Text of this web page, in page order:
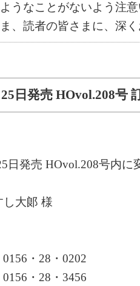
うなことがないよう注
、読者の皆さまに、深
日発売 HOvol.208号
日発売 HOvol.208号内に
し大郞 様
・28・0202
・28・3456